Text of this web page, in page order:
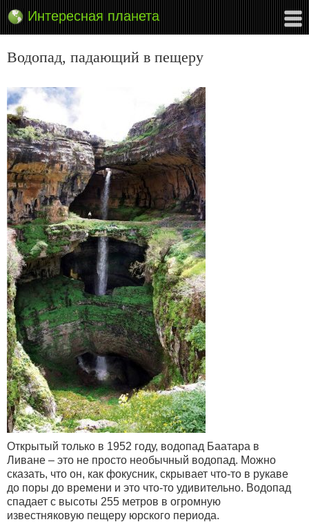
Интересная планета
Водопад, падающий в пещеру
Открытый только в 1952 году, водопад Баатара в
Ливане – это не просто необычный водопад. Можно
сказать, что он, как фокусник, скрывает что-то в рукаве
до поры до времени и это что-то удивительно. Водопад
спадает с высоты 255 метров в огромную
известняковую пещеру юрского периода.